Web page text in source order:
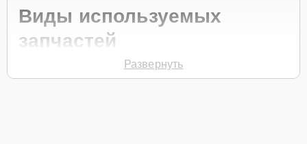
Виды используемых
запчастей
Для ремонта планшета модели ICONIA TAB B1-721 предлагаются
Развернуть